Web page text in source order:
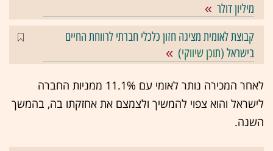
מיליון דולר
קבוצת לאומית מציגה חזון כלכלי חברתי לרווחת החיים
בישראל (תוכן שיווקי)
לאחר המכירה נותר לאומי עם 11.1% ממניות החברה
לישראל והוא צפוי להמשיך ולצמצם את אחזקתו בה, בהמשך
השנה.